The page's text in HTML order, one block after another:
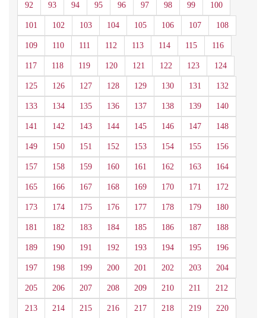
92 93 94 95 96 97 98 99 100
101 102 103 104 105 106 107 108
109 110 111 112 113 114 115 116
117 118 119 120 121 122 123 124
125 126 127 128 129 130 131 132
133 134 135 136 137 138 139 140
141 142 143 144 145 146 147 148
149 150 151 152 153 154 155 156
157 158 159 160 161 162 163 164
165 166 167 168 169 170 171 172
173 174 175 176 177 178 179 180
181 182 183 184 185 186 187 188
189 190 191 192 193 194 195 196
197 198 199 200 201 202 203 204
205 206 207 208 209 210 211 212
213 214 215 216 217 218 219 220